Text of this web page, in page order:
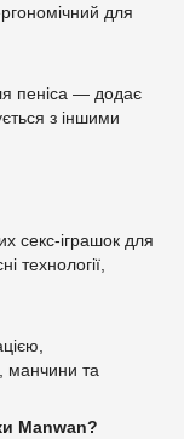
для
пеніса — додає
з іншими
секс‑іграшок для
технології,
манчини та
Manwan?